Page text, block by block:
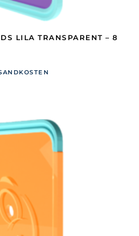
LILA TRANSPARENT – 8